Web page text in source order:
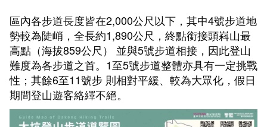
區內各步道長度皆在2,000公尺以下，其中4號步道地
勢較為陡峭，全長約1,890公尺，終點銜接頭嵙山最
高點（海拔859公尺） 並與5號步道相接，因此登山
難度為各步道之首。1至5號步道整體亦具有一定挑戰
性；其餘6至11號步 則相對平緩、較為大眾化，假日
期間登山遊客絡繹不絕。